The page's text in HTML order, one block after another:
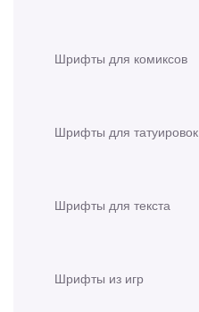
Шрифты для комиксов
Шрифты для татуировок
Шрифты для текста
Шрифты из игр